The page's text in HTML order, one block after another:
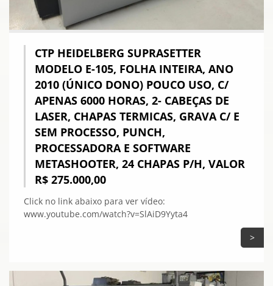
CTP HEIDELBERG SUPRASETTER
MODELO E-105, FOLHA INTEIRA, ANO
2010 (ÚNICO DONO) POUCO USO, C/
APENAS 6000 HORAS, 2- CABEÇAS DE
LASER, CHAPAS TERMICAS, GRAVA C/ E
SEM PROCESSO, PUNCH,
PROCESSADORA E SOFTWARE
METASHOOTER, 24 CHAPAS P/H, VALOR
R$ 275.000,00
Click no link abaixo para ver vídeo:
www.youtube.com/watch?v=SlAiD9Yyta4
>